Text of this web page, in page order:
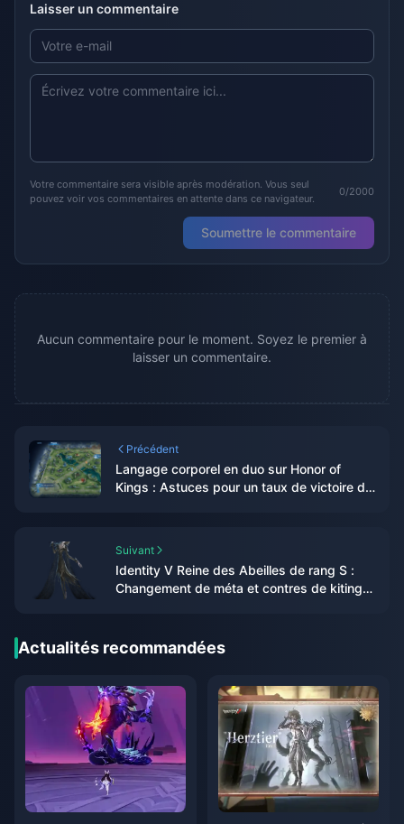
Laisser un commentaire
Votre commentaire sera visible après modération. Vous seul
pouvez voir vos commentaires en attente dans ce navigateur.
0/2000
Soumettre le commentaire
Aucun commentaire pour le moment. Soyez le premier à
laisser un commentaire.
Précédent
Langage corporel en duo sur Honor of
Kings : Astuces pour un taux de victoire de
Suivant
Identity V Reine des Abeilles de rang S :
Changement de méta et contres de kiting
Actualités recommandées